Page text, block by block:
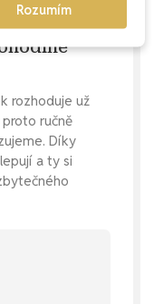
rozhoduje už
ručně
Díky
a ty si
Rozumím